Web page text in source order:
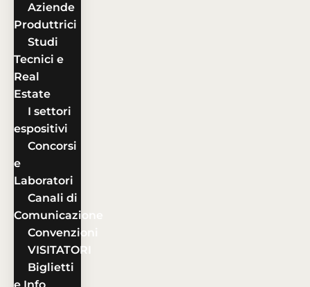
Aziende
Produttrici
Studi
Tecnici e
Real
Estate
I settori
espositivi
Concorsi
e
Laboratori
Canali di
Comunicazione
Convenzioni
VISITATORI
Biglietti